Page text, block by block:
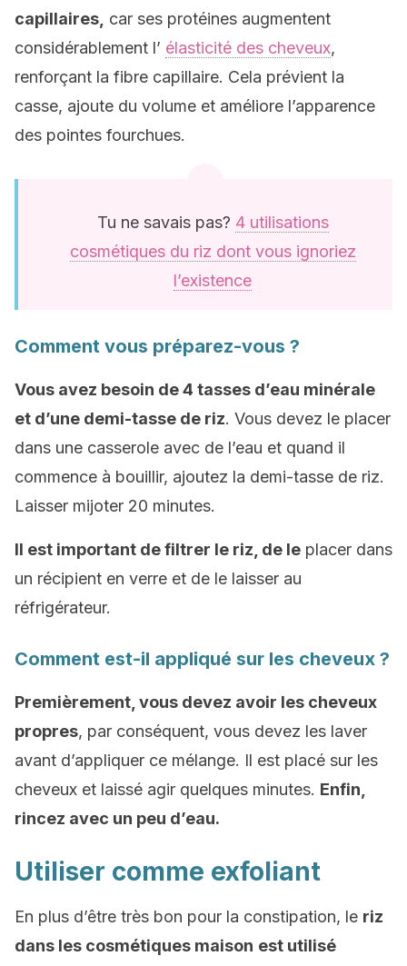
capillaires, car ses protéines augmentent
considérablement l’ élasticité des cheveux,
renforçant la fibre capillaire. Cela prévient la
casse, ajoute du volume et améliore l’apparence
des pointes fourchues.
Tu ne savais pas? 4 utilisations
cosmétiques du riz dont vous ignoriez
l’existence
Comment vous préparez-vous ?
Vous avez besoin de 4 tasses d’eau minérale
et d’une demi-tasse de riz. Vous devez le placer
dans une casserole avec de l’eau et quand il
commence à bouillir, ajoutez la demi-tasse de riz.
Laisser mijoter 20 minutes.
Il est important de filtrer le riz, de le placer dans
un récipient en verre et de le laisser au
réfrigérateur.
Comment est-il appliqué sur les cheveux ?
Premièrement, vous devez avoir les cheveux
propres, par conséquent, vous devez les laver
avant d’appliquer ce mélange. Il est placé sur les
cheveux et laissé agir quelques minutes. Enfin,
rincez avec un peu d’eau.
Utiliser comme exfoliant
En plus d’être très bon pour la constipation, le riz
dans les cosmétiques maison est utilisé